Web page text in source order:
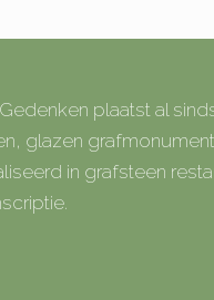
plaatst al
glazen
in grafsteen